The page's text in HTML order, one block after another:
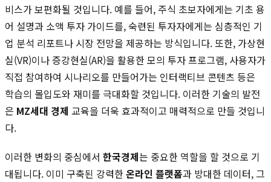
비스가 보편화될 것입니다. 예를 들어, 주식 초보자에게는 기초 용
어 설명과 소액 투자 가이드를, 숙련된 투자자에게는 심층적인 기
업 분석 리포트나 시장 전망을 제공하는 방식입니다. 또한, 가상현
실(VR)이나 증강현실(AR)을 활용한 모의 투자 프로그램, 사용자가
직접 참여하여 시나리오를 만들어가는 인터랙티브 콘텐츠 등은
학습의 몰입도와 재미를 극대화할 것입니다. 이러한 기술의 발전
은 MZ세대 경제 교육을 더욱 효과적이고 매력적으로 만들 것입니
다.
이러한 변화의 중심에서 한국경제는 중요한 역할을 할 것으로 기
대됩니다. 이미 구축된 강력한온라인 플랫폼과 방대한 데이터, 그